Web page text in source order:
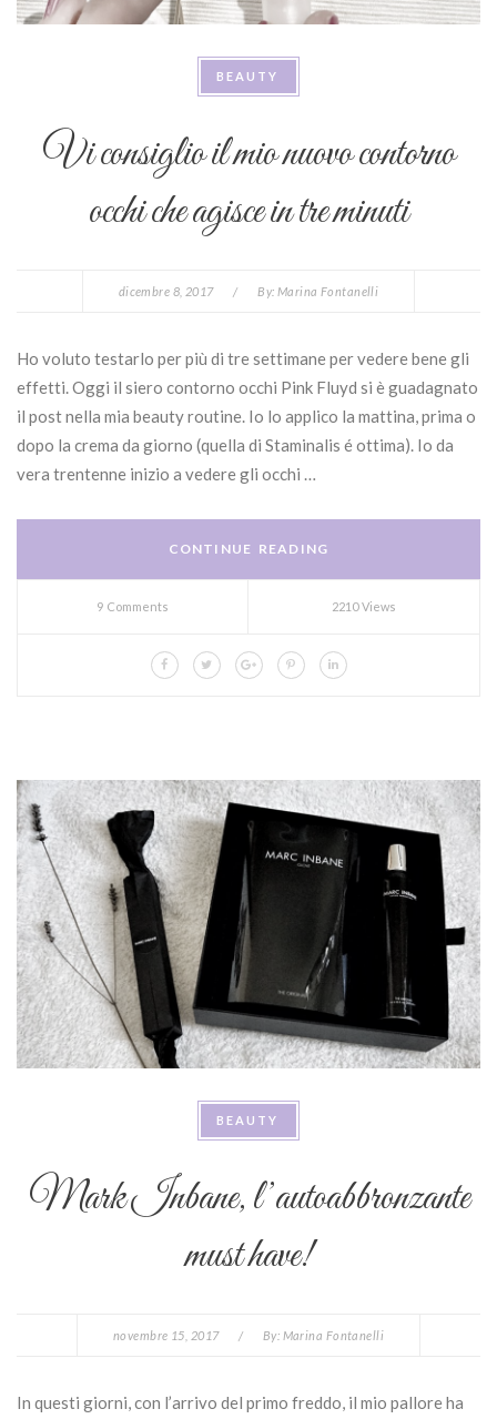
BEAUTY
Vi consiglio il mio nuovo contorno
occhi che agisce in tre minuti
dicembre 8, 2017 / By: Marina Fontanelli
Ho voluto testarlo per più di tre settimane per vedere bene gli
effetti. Oggi il siero contorno occhi Pink Fluyd si è guadagnato
il post nella mia beauty routine. Io lo applico la mattina, prima o
dopo la crema da giorno (quella di Staminalis é ottima). Io da
vera trentenne inizio a vedere gli occhi …
CONTINUE READING
9 Comments 2210 Views
BEAUTY
Mark Inbane, l’autoabbronzante
must have!
novembre 15, 2017 / By: Marina Fontanelli
In questi giorni, con l’arrivo del primo freddo, il mio pallore ha